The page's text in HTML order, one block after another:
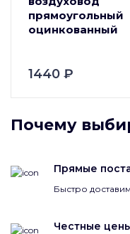
прямоугольный
оцинкованный
1440 ₽
Почему
Прямые
Быстро
Честные